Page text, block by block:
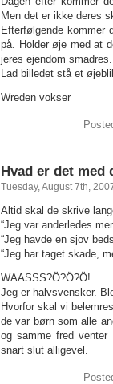
Men det er ikke deres
Efterfølgende
på. Holder øje med at
jeres ejendom smadres.
Lad billedet stå et
Wreden vokser
Hvad er det med
Tuesday, August 7th,
Altid skal de skrive
“Jeg var anderledes
“Jeg havde en sjov
“Jeg har taget skade,
WAASSS?Ö?Ö?Ö!
Jeg er halvsvensker.
Hvorfor skal vi
de var børn som alle
og samme fred
snart slut alligevel.